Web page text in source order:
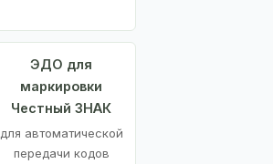
ЭДО для
маркировки
Честный ЗНАК
для автоматической
передачи кодов